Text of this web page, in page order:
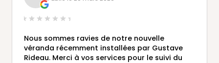
Nous sommes ravies de notre nouvelle
véranda récemment installées par Gustave
Rideau. Merci à vos services pour le suivi du